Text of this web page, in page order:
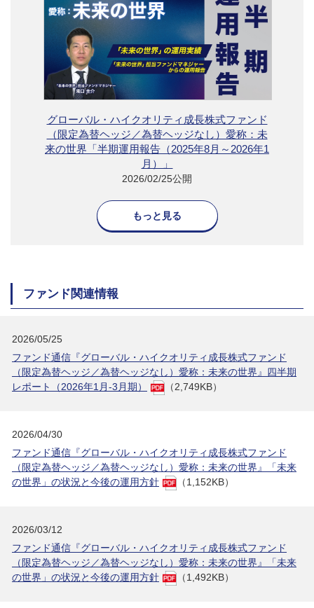
グローバル・ハイクオリティ成長株式ファンド
（限定為替ヘッジ／為替ヘッジなし）愛称：未
来の世界「半期運用報告（2025年8月～2026年1
月）」
2026/02/25公開
もっと見る
ファンド関連情報
2026/05/25
ファンド通信『グローバル・ハイクオリティ成長株式ファンド
（限定為替ヘッジ／為替ヘッジなし）愛称：未来の世界』四半期
レポート（2026年1月-3月期）
（2,749KB）
2026/04/30
ファンド通信『グローバル・ハイクオリティ成長株式ファンド
（限定為替ヘッジ／為替ヘッジなし）愛称：未来の世界』「未来
の世界」の状況と今後の運用方針
（1,152KB）
2026/03/12
ファンド通信『グローバル・ハイクオリティ成長株式ファンド
（限定為替ヘッジ／為替ヘッジなし）愛称：未来の世界』「未来
の世界」の状況と今後の運用方針
（1,492KB）